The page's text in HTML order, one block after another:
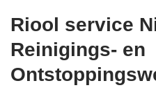
Riool service
Reinigings- en